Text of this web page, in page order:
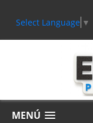
Select Language ▼
MENÚ